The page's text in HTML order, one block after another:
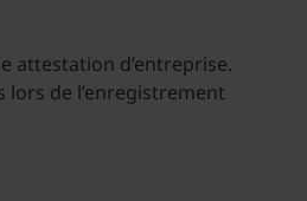
attestation d’entreprise.
de l’enregistrement